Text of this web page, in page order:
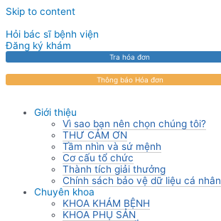
Skip to content
Hỏi bác sĩ bệnh viện
Đăng ký khám
Tra hóa đơn
Thông báo Hóa đơn
Giới thiệu
Vì sao bạn nên chọn chúng tôi?
THƯ CẢM ƠN
Tầm nhìn và sứ mệnh
Cơ cấu tổ chức
Thành tích giải thưởng
Chính sách bảo vệ dữ liệu cá nhân
Chuyên khoa
KHOA KHÁM BỆNH
KHOA PHỤ SẢN